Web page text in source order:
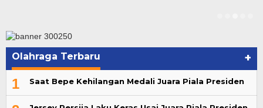
Olahraga Terbaru +
1 Saat Bepe Kehilangan Medali Juara Piala Presiden